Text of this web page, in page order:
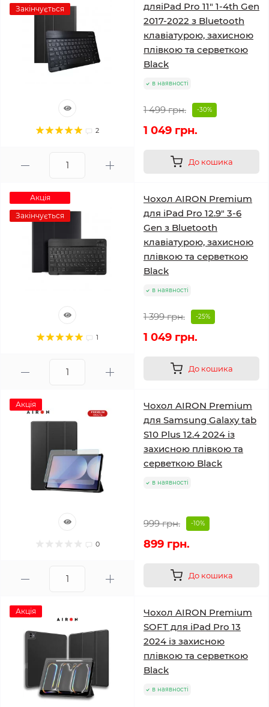
Закінчується
2
дляiPad Pro 11" 1-4th Gen
2017-2022 з Bluetooth
клавіатурою, захисною
плівкою та серветкою
Black
в наявності
1 499 грн. -30%
1 049 грн.
До кошика
Акція
Закінчується
1
Чохол AIRON Premium
для iPad Pro 12.9″ 3-6
Gen з Bluetooth
клавіатурою, захисною
плівкою та серветкою
Black
в наявності
1 399 грн. -25%
1 049 грн.
До кошика
Акція
0
Чохол AIRON Premium
для Samsung Galaxy tab
S10 Plus 12.4 2024 із
захисною плівкою та
серветкою Black
в наявності
999 грн. -10%
899 грн.
До кошика
Акція
Чохол AIRON Premium
SOFT для iPad Pro 13
2024 із захисною
плівкою та серветкою
Black
в наявності